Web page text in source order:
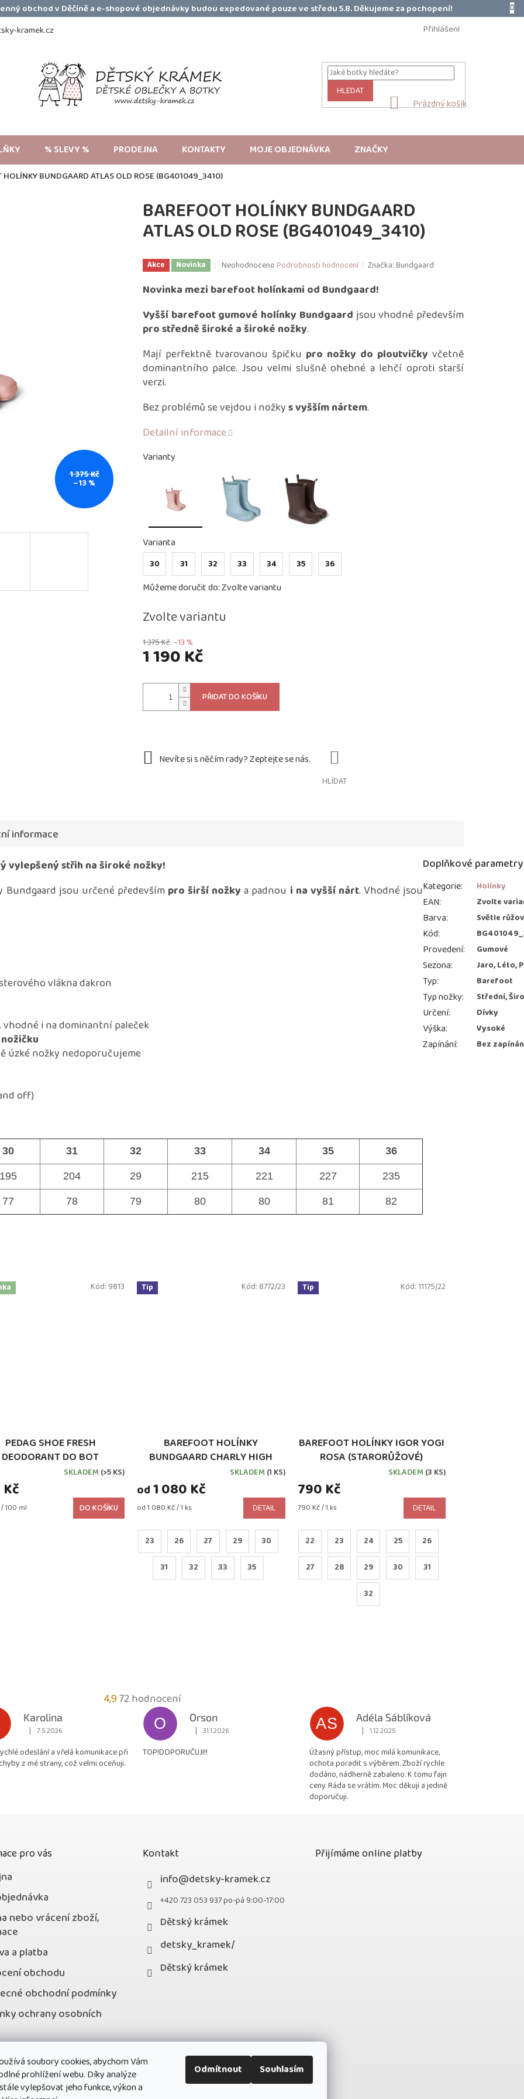
soubory cookies, abychom Vám
prohlížení webu. Díky analýze
vylepšovat jeho funkce, výkon a
Odmítnout Souhlasím
obchod v Děčíně a e-shopové objednávky budou expedované pouze ve středu 5.8. Děkujeme za pochopení!
kramek.cz Přihlášení
HLEDAT
NÁKUPNÍ
Prázdný košík
% SLEVY % PRODEJNA KONTAKTY MOJE OBJEDNÁVKA ZNAČKY
HOLÍNKY BUNDGAARD ATLAS OLD ROSE (BG401049_3410)
1 375 Kč
–13 %
BAREFOOT HOLÍNKY BUNDGAARD
ATLAS OLD ROSE (BG401049_3410)
Akce Novinka
Průměrné
produktu
z
5
NeohodnocenoPodrobnosti hodnocení Značka: Bundgaard
1 375 Kč –13 %
1 190 Kč
cena:
Zvolte variantu
Varianty
Varianta
30 31 32 33 34 35 36
Můžeme doručit do:Zvolte variantu
PŘIDAT DO KOŠÍKU
Novinka mezi barefoot holínkami od Bundgaard!
Vyšší barefoot gumové holínky Bundgaard jsou vhodné především
pro středně široké a široké nožky.
Mají perfektně tvarovanou špičku pro nožky do ploutvičky včetně
dominantního palce. Jsou velmi slušně ohebné a lehčí oproti starší
verzi.
Bez problémů se vejdou i nožkys vyšším nártem.
Detailní informace
HLÍDAT
PEDAG SHOE FRESH
DEODORANT DO BOT
SKLADEM (>5 KS)
100 ml DO KOŠÍKU
Kód: 9813 Tip
BAREFOOT HOLÍNKY
BUNDGAARD CHARLY HIGH
DARK ROSESKLADEM (1 KS)
od1 080 Kč
Měrná
od 1 080 Kč / 1 ks DETAIL
23 26 27 29 30
31 32 33 35
Kód: 8772/23 Tip
BAREFOOT HOLÍNKY IGOR YOGI
ROSA (STARORŮŽOVÉ)
SKLADEM (3 KS)
790 Kč
Měrná
790 Kč / 1 ks DETAIL
22 23 24 25 26
27 28 29 30 31
32
Kód:11175/22
informace
vylepšený střih na široké nožky!
Bundgaard jsou určené především pro širší nožky a padnou i na vyšší nárt. Vhodné jsou
vlákna dakron
, vhodné i na dominantní paleček
úzké nožky nedoporučujeme
off)
30 31 32 33 34 35 36
195 204 29 215 221 227 235
77 78 79 80 80 81 82
Doplňkové parametry
Kategorie: Holínky
EAN: Zvolte
Barva: Světle
Kód:
Provedení: Gumové
Sezona: Jaro, Léto,
Typ: Barefoot
Typ nožky: Střední,
Určení: Dívky
Výška: Vysoké
Zapínání: Bez
4,9Průměrné
hodnocení
obchodu
4,9
z
72 hodnocení
Karolina
Hodnocení obchodu je 5 z 5 hvězdiček.
| 7.5.2026
odeslání a vřelá komunikace při
z mé strany, což velmi oceňuji.
O
Orson
Hodnocení obchodu je 5 z 5 hvězdiček.
| 31.1.2026
TOP!DOPORUČUJI!!
AS
Adéla Sáblíková
Hodnocení obchodu je 5 z 5 hvězdiček.
| 1.12.2025
Úžasný přístup, moc milá komunikace,
ochota poradit s výběrem. Zboží rychle
dodáno, nádherně zabaleno. K tomu fajn
ceny. Ráda se vrátím. Moc děkuji a jedině
doporučuji.
pro vás
nebo vrácení zboží,
a platba
obchodu
obchodní podmínky
ochrany osobních
program
Kontakt
info@detsky-kramek.cz
+420 723 053 937 po-pá 9:00-17:00
Dětský krámek
detsky_kramek/
Dětský krámek
Přijímáme online platby